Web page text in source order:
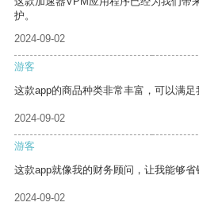
护。
2024-09-02
游客
这款app的商品种类非常丰富，可以满足
2024-09-02
游客
这款app就像我的财务顾问，让我能够省
2024-09-02